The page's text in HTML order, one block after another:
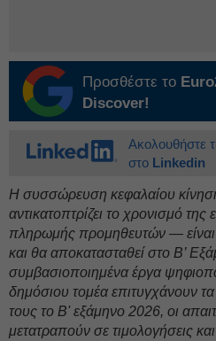
Προσθέστε το
Discover!
Ακολουθήστε
στο Linkedin
Η συσσώρευση κεφαλαίου
αντικατοπτρίζει το χρονισμό
πληρωμής προμηθευτών —
και θα αποκατασταθεί στο Β’
συμβασιοποιημένα έργα
δημόσιου τομέα επιτυγχάνουν
τους το Β' εξάμηνο 2026, οι
μετατραπούν σε τιμολογήσεις